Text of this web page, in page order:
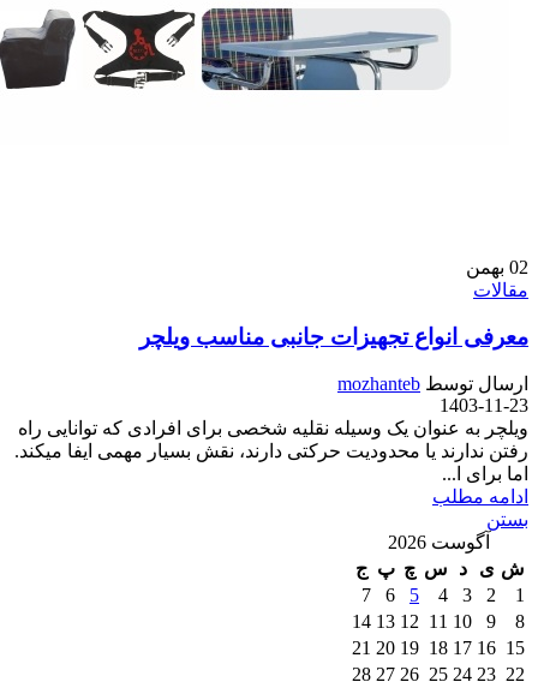
02 بهمن
مقالات
معرفی انواع تجهیزات جانبی مناسب ویلچر
ارسال توسط mozhanteb
1403-11-23
ویلچر به عنوان یک وسیله نقلیه شخصی برای افرادی که توانایی راه
رفتن ندارند یا محدودیت حرکتی دارند، نقش بسیار مهمی ایفا میکند.
اما برای ا...
ادامه مطلب
بستن
آگوست 2026
ش ی د س چ پ ج
1
2
3
4
5
6
7
8
9
10
11
12
13
14
15
16
17
18
19
20
21
22
23
24
25
26
27
28